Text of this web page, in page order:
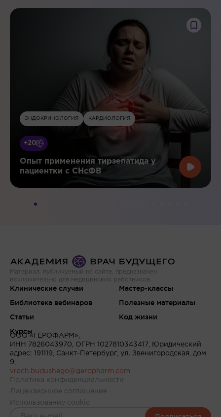
ЭНДОКРИНОЛОГИЯ КАРДИОЛОГИЯ
+20
Опыт применения тирзепатида у
пациентки с СНсФВ
Материал, публикуемый на сайте, предназначен
исключительно для медицинских работников
Клинические случаи
Библиотека вебинаров
Статьи
Курсы
Мастер-классы
Полезные материалы
Код жизни
ООО «ГЕРОФАРМ»,
ИНН 7826043970, ОГРН 1027810343417, Юридический
адрес: 191119, Санкт-Петербург, ул. Звенигородская, дом
9,
vrach.budushego@geropharm.com
Политика конфиденциальности
Лицензионное соглашение
Использование cookie